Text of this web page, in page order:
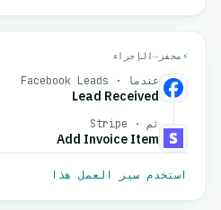
⚡ محفز →الإجراء
عندما · Facebook Leads
Lead Received
ثم · Stripe
Add Invoice Item
استخدم سير العمل هذا